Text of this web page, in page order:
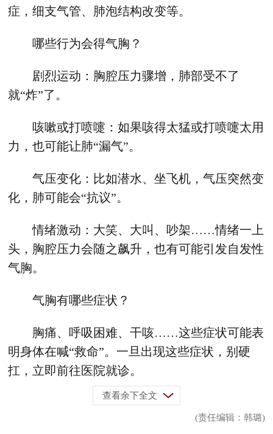
症，细支气管、肺泡结构改变等。
哪些行为会得气胸？
剧烈运动：胸腔压力骤增，肺部受不了
就“炸”了。
咳嗽或打喷嚏：如果咳得太猛或打喷嚏太用
力，也可能让肺“漏气”。
气压变化：比如潜水、坐飞机，气压突然变
化，肺可能会“抗议”。
情绪激动：大笑、大叫、吵架……情绪一上
头，胸腔压力会随之飙升，也有可能引发自发性
气胸。
气胸有哪些症状？
胸痛、呼吸困难、干咳……这些症状可能表
明身体在喊“救命”。一旦出现这些症状，别硬
扛，立即前往医院就诊。
查看余下全文
(责任编辑：韩璐)